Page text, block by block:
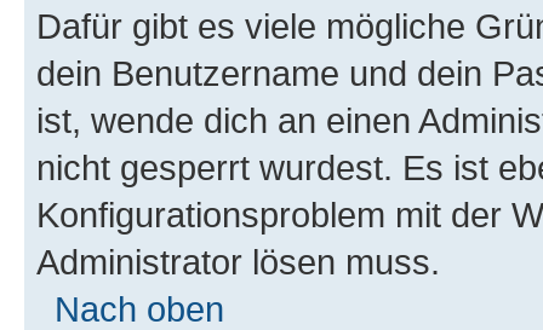
Dafür gibt es viele mögliche
dein Benutzername und dein
ist, wende dich an einen
nicht gesperrt wurdest. Es ist
Konfigurationsproblem mit der
Administrator lösen muss.
Nach oben